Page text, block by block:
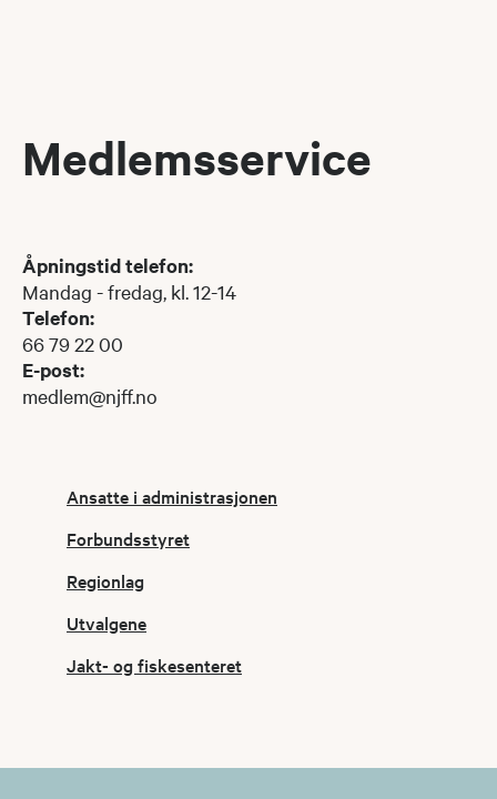
Medlemsservice
Åpningstid telefon:
Mandag - fredag, kl. 12-14​​​
Telefon:
66 79 22 00
E-post:
medlem@njff.no
Ansatte i administrasjonen
Forbundsstyret
Regionlag
Utvalgene
Jakt- og fiskesenteret